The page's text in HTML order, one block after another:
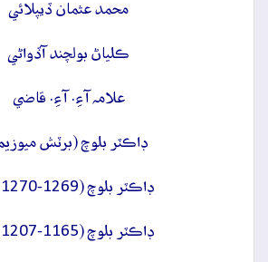
محمد عثمان ڏيپلائي
ڪلياڻ بولچند آڏواڻي
علامہ آءِ. آءِ. قاضي
ڊاڪٽر بلوچ (برٽش
ڊاڪٽر بلوچ (1269-1270 ھ)
ڊاڪٽر بلوچ (1165-1207 ھ)